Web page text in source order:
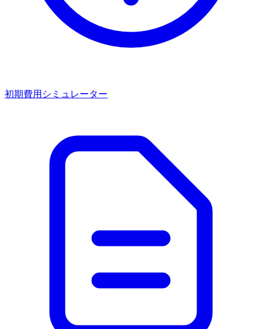
初期費用シミュレーター